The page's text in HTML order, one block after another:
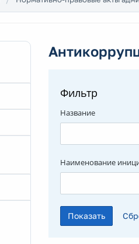
Фильтр
Название
Наименование